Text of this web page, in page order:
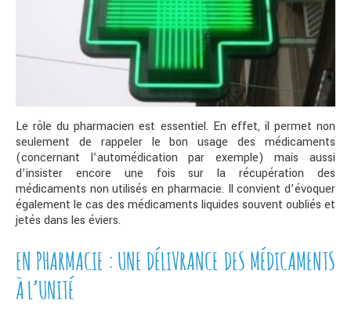
Le rôle du pharmacien est essentiel. En effet, il permet non
seulement de rappeler le bon usage des médicaments
(concernant l’automédication par exemple) mais aussi
d’insister encore une fois sur la récupération des
médicaments non utilisés en pharmacie. Il convient d’évoquer
également le cas des médicaments liquides souvent oubliés et
jetés dans les éviers.
EN PHARMACIE : UNE DÉLIVRANCE DES MÉDICAMENTS
À L’UNITÉ